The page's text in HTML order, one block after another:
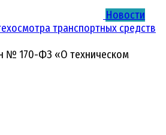
Новости
транспортных средств
№ 170-ФЗ «О техническом